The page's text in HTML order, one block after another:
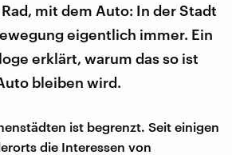
mit dem Auto: In der Stadt
eigentlich immer. Ein
erklärt, warum das so ist
bleiben wird.
ist begrenzt. Seit einigen
die Interessen von